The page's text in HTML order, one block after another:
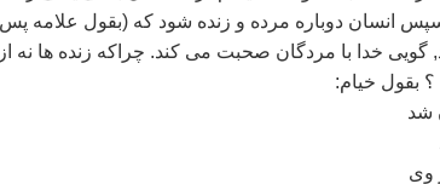
انسان دوباره مرده و زنده شود که (بقول علامه پس
گويی خدا با مردگان صحبت می کند. چراکه زنده ها نه از
؟ بقول خيام:
شد
وی